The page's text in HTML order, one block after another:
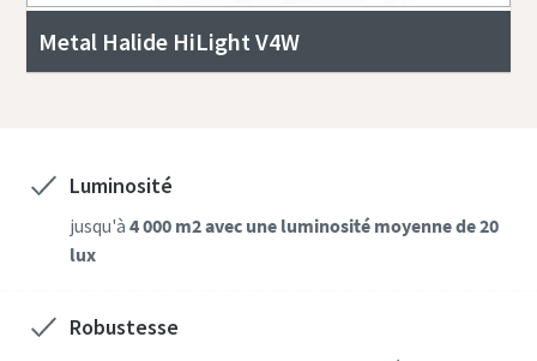
Metal Halide HiLight V4W
Luminosité
jusqu'à 4 000 m2 avec une luminosité moyenne de 20
lux
Robustesse